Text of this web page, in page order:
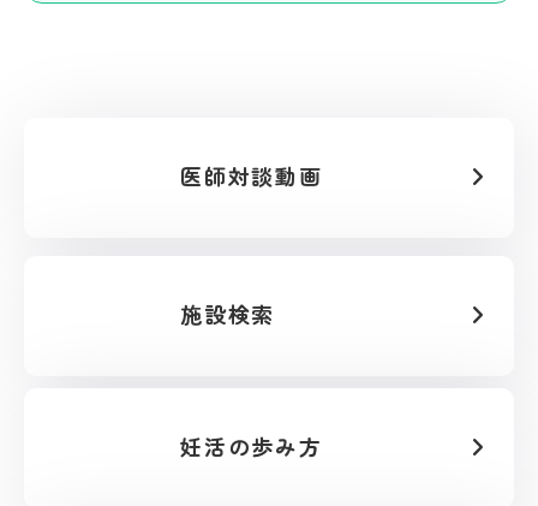
医師対談動画
施設検索
妊活の歩み方